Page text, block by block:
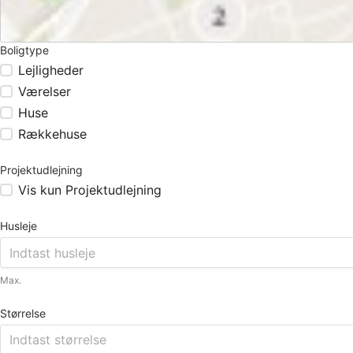
Boligtype
Lejligheder
Værelser
Huse
Rækkehuse
Projektudlejning
Vis kun Projektudlejning
Husleje
Max.
Størrelse